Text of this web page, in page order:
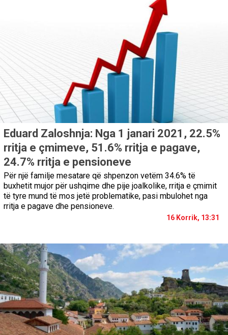
Eduard Zaloshnja: Nga 1 janari 2021, 22.5%
rritja e çmimeve, 51.6% rritja e pagave,
24.7% rritja e pensioneve
Për një familje mesatare që shpenzon vetëm 34.6% të
buxhetit mujor për ushqime dhe pije joalkolike, rritja e çmimit
të tyre mund të mos jetë problematike, pasi mbulohet nga
rritja e pagave dhe pensioneve.
16 Korrik, 13:31